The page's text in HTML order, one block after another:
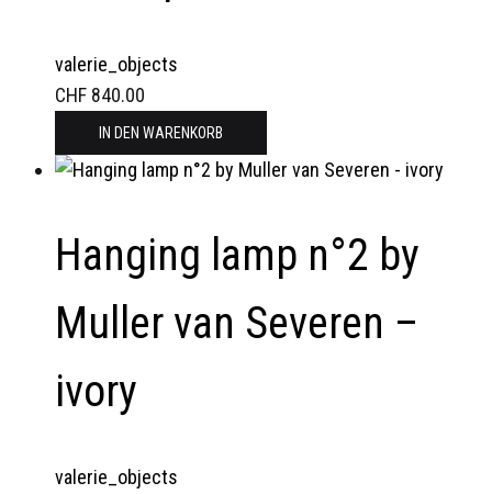
valerie_objects
CHF 840.00
IN DEN WARENKORB
Hanging lamp n°2 by
Muller van Severen –
ivory
valerie_objects